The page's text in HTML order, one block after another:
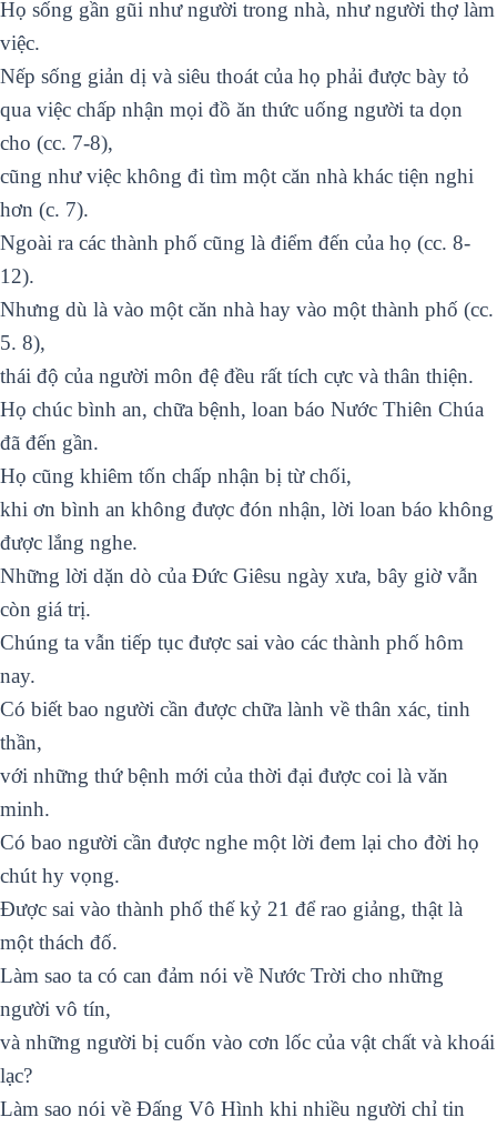
Họ sống gần gũi như người trong nhà, như người thợ làm
việc.
Nếp sống giản dị và siêu thoát của họ phải được bày tỏ
qua việc chấp nhận mọi đồ ăn thức uống người ta dọn
cho (cc. 7-8),
cũng như việc không đi tìm một căn nhà khác tiện nghi
hơn (c. 7).
Ngoài ra các thành phố cũng là điểm đến của họ (cc. 8-
12).
Nhưng dù là vào một căn nhà hay vào một thành phố (cc.
5. 8),
thái độ của người môn đệ đều rất tích cực và thân thiện.
Họ chúc bình an, chữa bệnh, loan báo Nước Thiên Chúa
đã đến gần.
Họ cũng khiêm tốn chấp nhận bị từ chối,
khi ơn bình an không được đón nhận, lời loan báo không
được lắng nghe.
Những lời dặn dò của Đức Giêsu ngày xưa, bây giờ vẫn
còn giá trị.
Chúng ta vẫn tiếp tục được sai vào các thành phố hôm
nay.
Có biết bao người cần được chữa lành về thân xác, tinh
thần,
với những thứ bệnh mới của thời đại được coi là văn
minh.
Có bao người cần được nghe một lời đem lại cho đời họ
chút hy vọng.
Được sai vào thành phố thế kỷ 21 để rao giảng, thật là
một thách đố.
Làm sao ta có can đảm nói về Nước Trời cho những
người vô tín,
và những người bị cuốn vào cơn lốc của vật chất và khoái
lạc?
Làm sao nói về Đấng Vô Hình khi nhiều người chỉ tin